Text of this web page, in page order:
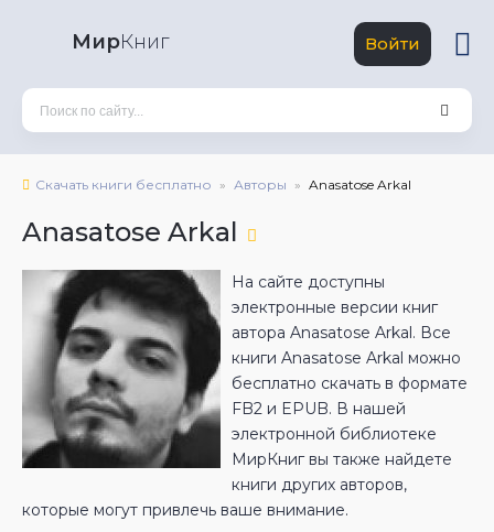
МирКниг Войти
Скачать книги бесплатно Авторы Anasatose Arkal
Anasatose Arkal
На сайте доступны
электронные версии книг
автора Anasatose Arkal. Все
книги Anasatose Arkal можно
бесплатно скачать в формате
FB2 и EPUB. В нашей
электронной библиотеке
МирКниг вы также найдете
книги других авторов,
которые могут привлечь ваше внимание.